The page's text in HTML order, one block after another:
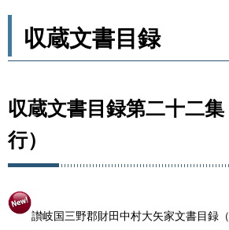
収蔵文書目録
収蔵文書目録第二十二集
行）
讃岐国三野郡財田中村大矢家文書目録（